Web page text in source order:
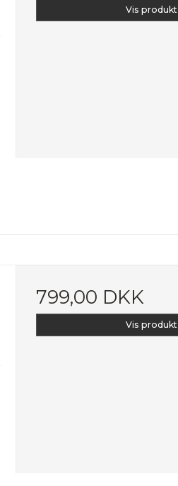
Vis produkt
799,00 DKK
Vis produkt